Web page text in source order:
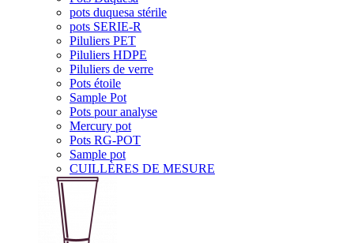
pots duquesa stérile
pots SERIE-R
Piluliers PET
Piluliers HDPE
Piluliers de verre
Pots étoile
Sample Pot
Pots pour analyse
Mercury pot
Pots RG-POT
Sample pot
CUILLÈRES DE MESURE